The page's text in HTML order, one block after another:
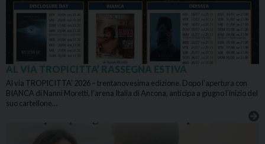
AL VIA TROPICITTA’ RASSEGNA ESTIVA
Al via TROPICITTA’ 2026 – trentanovesima edizione. Dopo l’apertura con
BIANCA di Nanni Moretti, l’arena Italia di Ancona, anticipa a giugno l’inizio del
suo cartellone…